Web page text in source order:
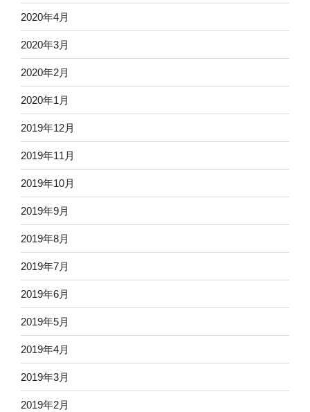
2020年4月
2020年3月
2020年2月
2020年1月
2019年12月
2019年11月
2019年10月
2019年9月
2019年8月
2019年7月
2019年6月
2019年5月
2019年4月
2019年3月
2019年2月